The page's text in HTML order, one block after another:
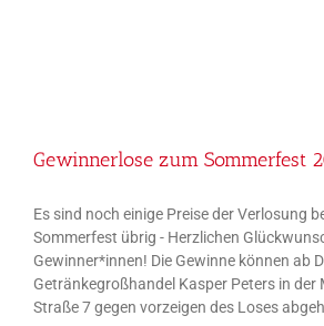
Gewinnerlose zum Sommerfest
Es sind noch einige Preise der Verlosung
Sommerfest übrig - Herzlichen
Gewinner*innen! Die Gewinne können ab
Getränkegroßhandel Kasper Peters in der
Straße 7 gegen vorzeigen des Loses